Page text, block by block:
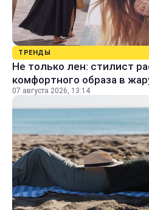
ТРЕНДЫ
Не только лен: стилист
комфортного образа в
07 августа 2026, 13:14